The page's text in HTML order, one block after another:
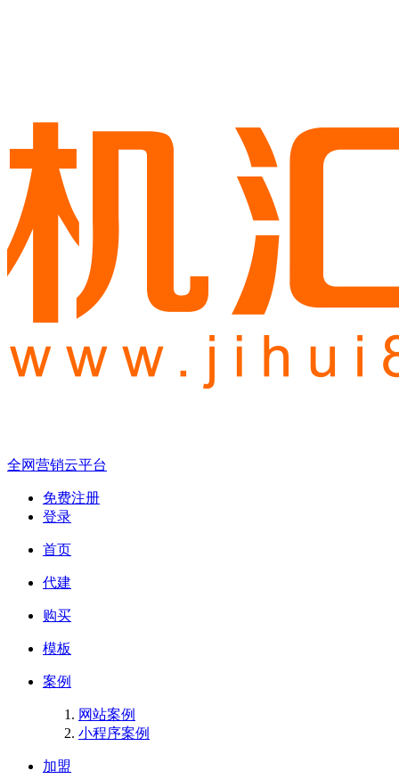
全网营销云平台
免费注册
登录
首页
代建
购买
模板
案例
网站案例
小程序案例
加盟